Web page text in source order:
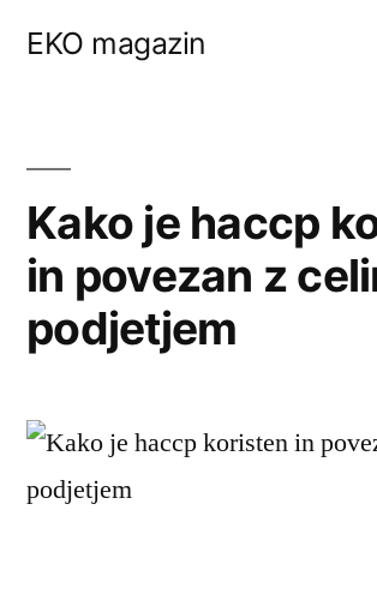
EKO magazin
Kako je haccp
in povezan z
podjetjem